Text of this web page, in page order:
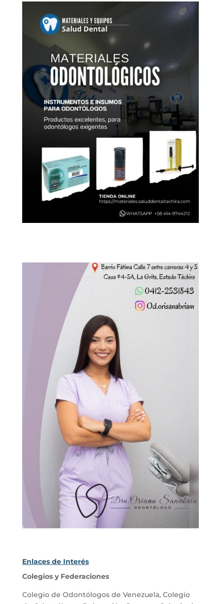
Enlaces de Interés
Colegios y Federaciones
Colegio de Odontólogos de Venezuela, Colegio